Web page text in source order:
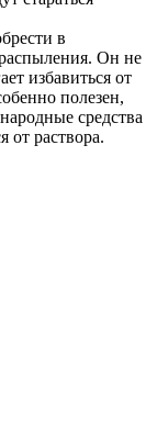
в
Он не
избавиться от
полезен,
средства
от раствора.